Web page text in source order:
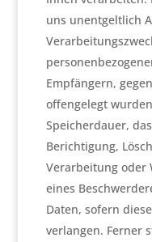
uns unentgeltlich
Empfängern,
offengelegt
Speicherdauer,
Berichtigung,
Verarbeitung oder
eines
Daten, sofern
verlangen. Ferner